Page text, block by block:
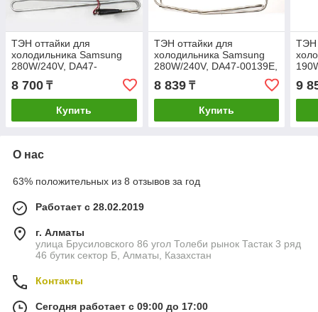
ТЭН оттайки для
холодильника Samsung
280W/240V, DA47-
00139A/B, 33 серия,
оригинал
8 700 ₸
Купить
ТЭН оттайки для
холодильника Samsung
280W/240V, DA47-00139E,
33 серия, оригинал
8 839₸
Купить
ТЭН
9
О нас
63% положительных из 8 отзывов за год
Работает с 28.02.2019
г. Алматы
улица Брусиловского 86 угол Толеби рынок Тастак 3 ряд
46 бутик сектор Б, Алматы, Казахстан
Контакты
Сегодня работает с 09:00 до 17:00